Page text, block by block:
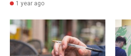
1 year ago